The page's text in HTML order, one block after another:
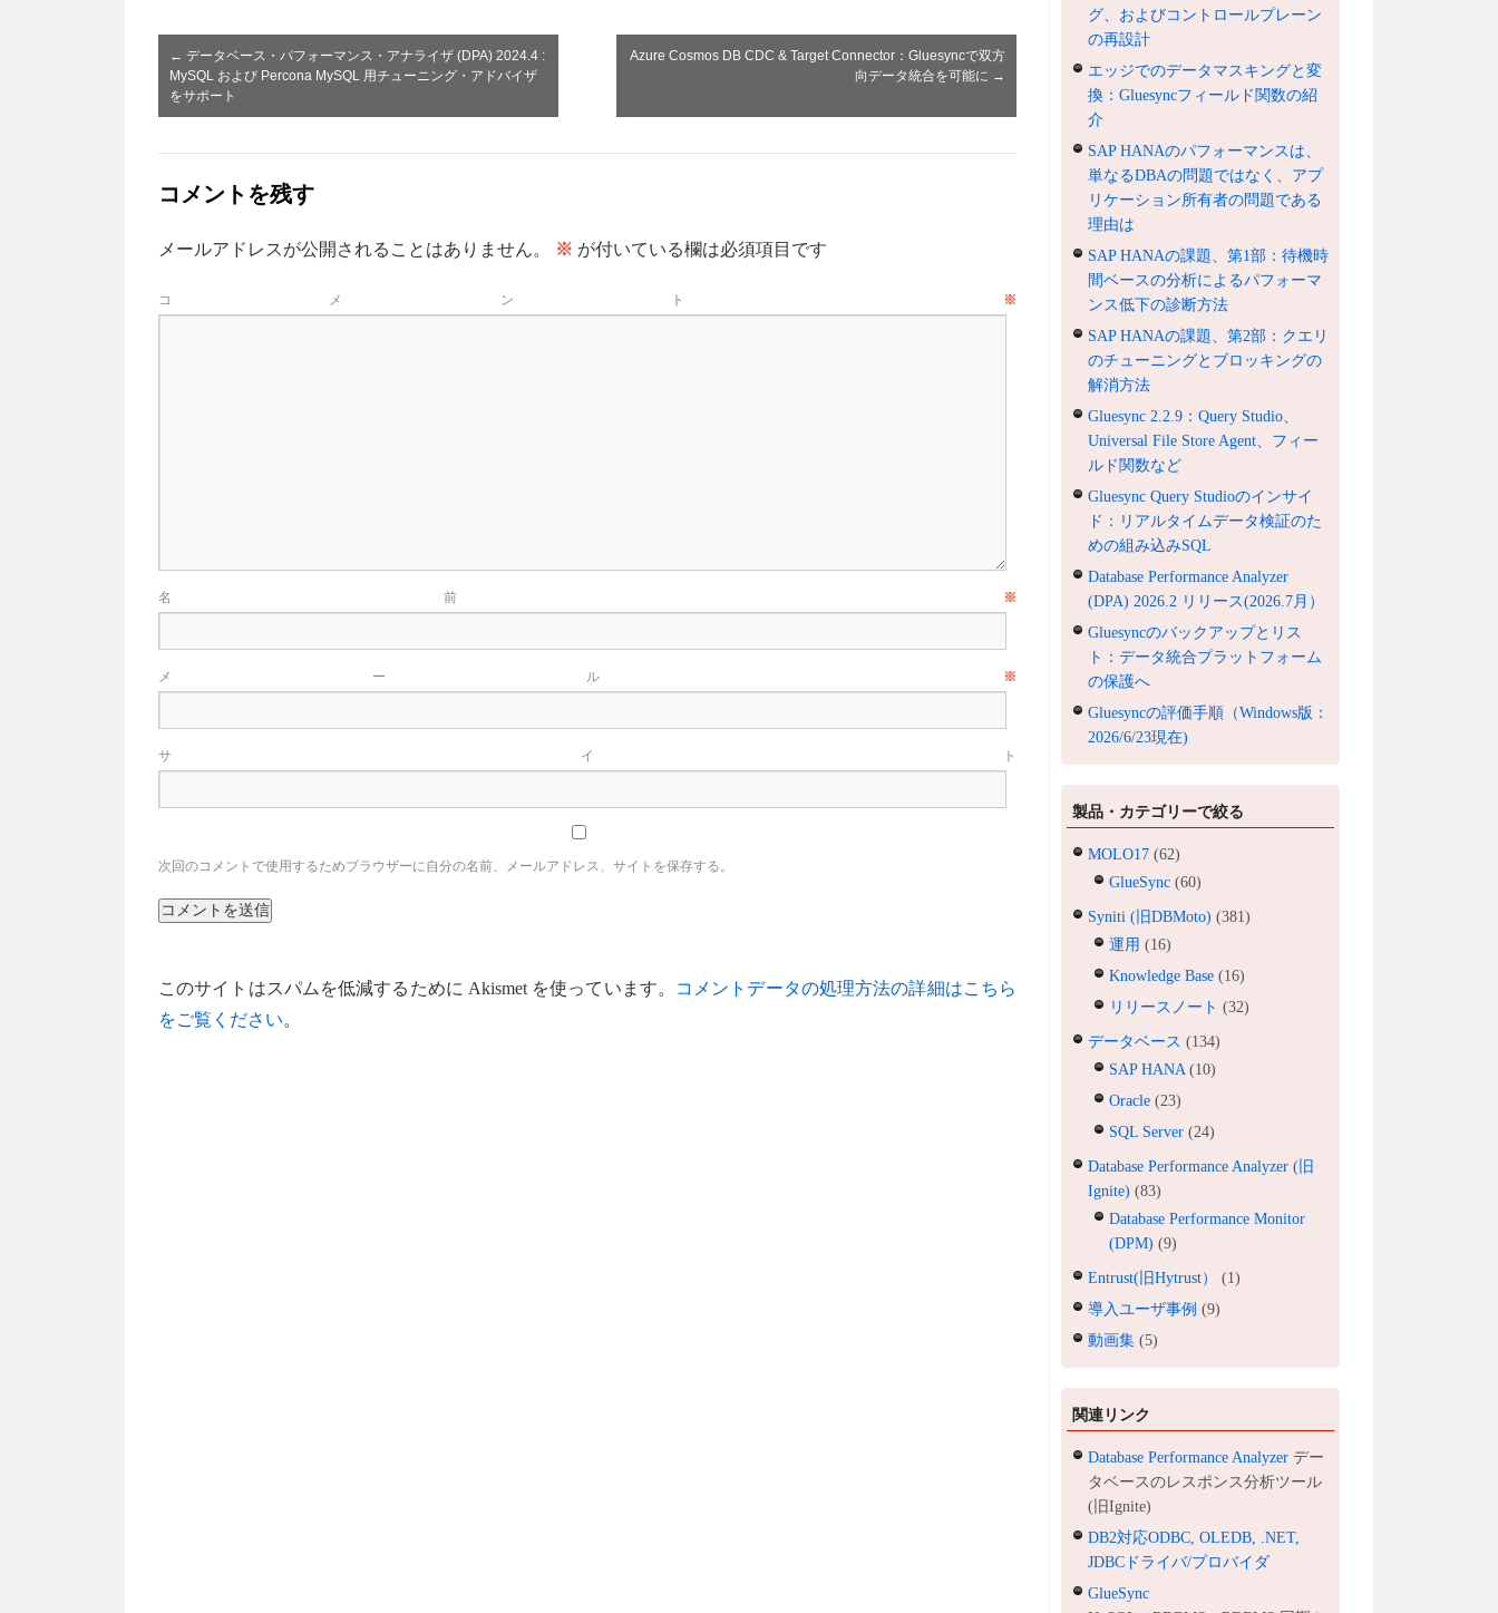
← データベース・パフォーマンス・アナライザ (DPA) 2024.4 :
MySQL および Percona MySQL 用チューニング・アドバイザ
をサポート
Azure Cosmos DB CDC & Target Connector：Gluesyncで双方
向データ統合を可能に →
コメントを残す
メールアドレスが公開されることはありません。 ※ が付いている欄は必須項目です
コメント ※
名前 ※
メール ※
サイト
次回のコメントで使用するためブラウザーに自分の名前、メールアドレス、サイトを保存する。
このサイトはスパムを低減するために Akismet を使っています。
コメントデータの処理方法の詳細はこちら
をご覧ください。
グ、およびコントロールプレーン
の再設計
エッジでのデータマスキングと変
換：Gluesyncフィールド関数の紹
介
SAP HANAのパフォーマンスは、
単なるDBAの問題ではなく、アプ
リケーション所有者の問題である
理由は
SAP HANAの課題、第1部：待機時
間ベースの分析によるパフォーマ
ンス低下の診断方法
SAP HANAの課題、第2部：クエリ
のチューニングとブロッキングの
解消方法
Gluesync 2.2.9：Query Studio、
Universal File Store Agent、フィー
ルド関数など
Gluesync Query Studioのインサイ
ド：リアルタイムデータ検証のた
めの組み込みSQL
Database Performance Analyzer
(DPA) 2026.2 リリース(2026.7月）
Gluesyncのバックアップとリス
ト：データ統合プラットフォーム
の保護へ
Gluesyncの評価手順（Windows版：
2026/6/23現在)
製品・カテゴリーで絞る
MOLO17 (62)
GlueSync (60)
Syniti (旧DBMoto) (381)
運用 (16)
Knowledge Base (16)
リリースノート (32)
データベース (134)
SAP HANA (10)
Oracle (23)
SQL Server (24)
Database Performance Analyzer (旧
Ignite) (83)
Database Performance Monitor
(DPM) (9)
Entrust(旧Hytrust）
(1)
導入ユーザ事例 (9)
動画集 (5)
関連リンク
Database Performance Analyzer デー
タベースのレスポンス分析ツール
(旧Ignite)
DB2対応ODBC, OLEDB, .NET,
JDBCドライバ/プロバイダ
GlueSync